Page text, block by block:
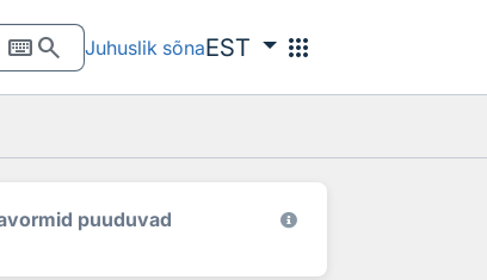
keyboardsearch Juhuslik sõnaEST apps
puuduvad